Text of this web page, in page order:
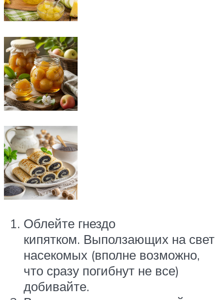
Облейте гнездо
кипятком. Выползающих на свет
насекомых (вполне возможно,
что сразу погибнут не все)
добивайте.